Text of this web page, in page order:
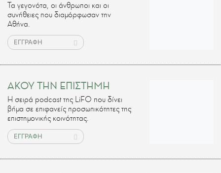
Τα γεγονότα, οι άνθρωποι και οι
συνήθειες που διαμόρφωσαν την
Αθήνα.
ΕΓΓΡΑΦΗ
ΑΚΟΥ ΤΗΝ ΕΠΙΣΤΗΜΗ
H σειρά podcast της LiFO που δίνει
βήμα σε επιφανείς προσωπικότητες της
επιστημονικής κοινότητας.
ΕΓΓΡΑΦΗ